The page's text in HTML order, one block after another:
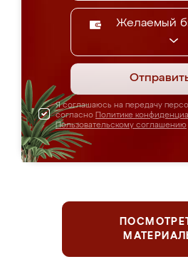
Желаемый
Я соглашаюсь на передачу
согласно Политике
Пользовательскому соглашению